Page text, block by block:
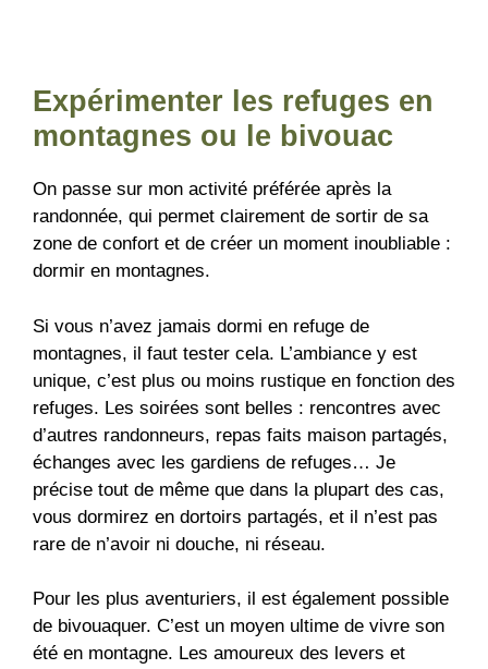
Expérimenter les refuges en
montagnes ou le bivouac
On passe sur mon activité préférée après la
randonnée, qui permet clairement de sortir de sa
zone de confort et de créer un moment inoubliable :
dormir en montagnes.
Si vous n’avez jamais dormi en refuge de
montagnes, il faut tester cela. L’ambiance y est
unique, c’est plus ou moins rustique en fonction des
refuges. Les soirées sont belles : rencontres avec
d’autres randonneurs, repas faits maison partagés,
échanges avec les gardiens de refuges… Je
précise tout de même que dans la plupart des cas,
vous dormirez en dortoirs partagés, et il n’est pas
rare de n’avoir ni douche, ni réseau.
Pour les plus aventuriers, il est également possible
de bivouaquer. C’est un moyen ultime de vivre son
été en montagne. Les amoureux des levers et